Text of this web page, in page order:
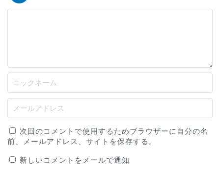
次回のコメントで使用するためブラウザーに自分の名
前、メールアドレス、サイトを保存する。
新しいコメントをメールで通知